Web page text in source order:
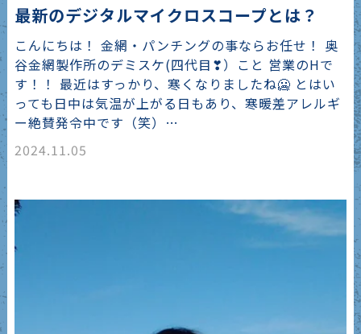
最新のデジタルマイクロスコープとは？
こんにちは！ 金網・パンチングの事ならお任せ！ 奥
谷金網製作所のデミスケ(四代目❣）こと 営業のHで
す！！ 最近はすっかり、寒くなりましたね🥶 とはい
っても日中は気温が上がる日もあり、寒暖差アレルギ
ー絶賛発令中です（笑）…
2024.11.05